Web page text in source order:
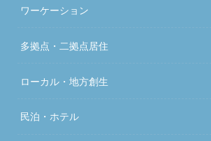
ワーケーション
多拠点・二拠点居住
ローカル・地方創生
民泊・ホテル